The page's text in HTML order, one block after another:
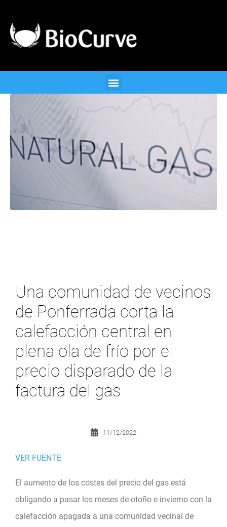
Una comunidad de vecinos
de Ponferrada corta la
calefacción central en
plena ola de frío por el
precio disparado de la
factura del gas
11/12/2022
VER FUENTE
El aumento de los costes del precio del gas está
obligando a pasar los meses de otoño e invierno con la
calefacción apagada a una comunidad vecinal de